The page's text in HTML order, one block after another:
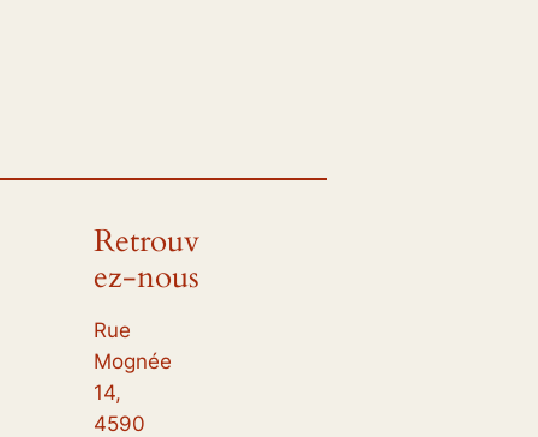
Retrouv
ez-nous
Rue
Mognée
14,
4590